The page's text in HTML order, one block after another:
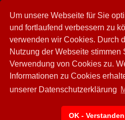
Um unsere Webseite für Sie
und fortlaufend verbessern zu
verwenden wir Cookies. Durch
Nutzung der Webseite stimmen
Verwendung von Cookies zu.
Informationen zu Cookies
unserer Datenschutzerklärung
OK - Verstanden